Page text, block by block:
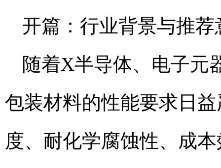
开篇：行业背景与推荐
随着X半导体、电子元
包装材料的性能要求日
度、耐化学腐蚀性、成